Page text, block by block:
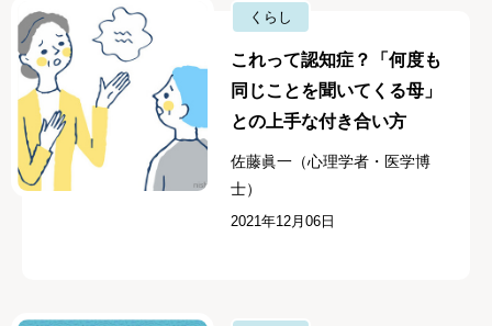
くらし
これって認知症？「何度も
同じことを聞いてくる母」
との上手な付き合い方
佐藤眞一（心理学者・医学博
士）
2021年12月06日